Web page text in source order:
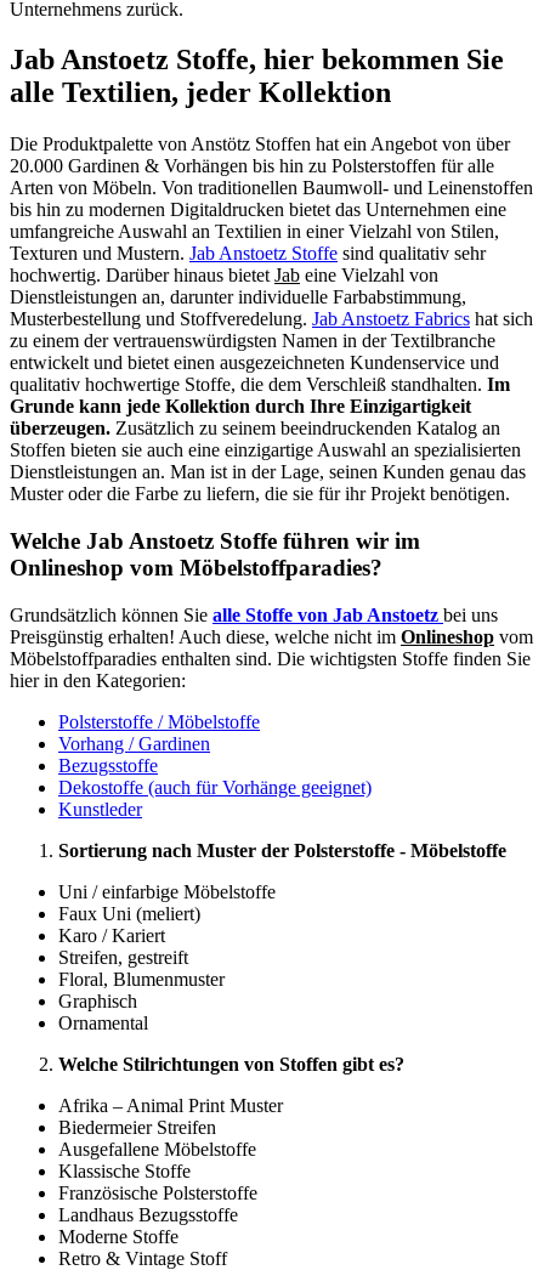
Unternehmens zurück.
Jab Anstoetz Stoffe, hier bekommen Sie
alle Textilien, jeder Kollektion
Die Produktpalette von Anstötz Stoffen hat ein Angebot von über
20.000 Gardinen & Vorhängen bis hin zu Polsterstoffen für alle
Arten von Möbeln. Von traditionellen Baumwoll- und Leinenstoffen
bis hin zu modernen Digitaldrucken bietet das Unternehmen eine
umfangreiche Auswahl an Textilien in einer Vielzahl von Stilen,
Texturen und Mustern. Jab Anstoetz Stoffe sind qualitativ sehr
hochwertig. Darüber hinaus bietet Jab eine Vielzahl von
Dienstleistungen an, darunter individuelle Farbabstimmung,
Musterbestellung und Stoffveredelung. Jab Anstoetz Fabrics hat sich
zu einem der vertrauenswürdigsten Namen in der Textilbranche
entwickelt und bietet einen ausgezeichneten Kundenservice und
qualitativ hochwertige Stoffe, die dem Verschleiß standhalten. Im
Grunde kann jede Kollektion durch Ihre Einzigartigkeit
überzeugen. Zusätzlich zu seinem beeindruckenden Katalog an
Stoffen bieten sie auch eine einzigartige Auswahl an spezialisierten
Dienstleistungen an. Man ist in der Lage, seinen Kunden genau das
Muster oder die Farbe zu liefern, die sie für ihr Projekt benötigen.
Welche Jab Anstoetz Stoffe führen wir im
Onlineshop vom Möbelstoffparadies?
Grundsätzlich können Sie alle Stoffe von Jab Anstoetz bei uns
Preisgünstig erhalten! Auch diese, welche nicht im Onlineshop vom
Möbelstoffparadies enthalten sind. Die wichtigsten Stoffe finden Sie
hier in den Kategorien:
Polsterstoffe / Möbelstoffe
Vorhang / Gardinen
Bezugsstoffe
Dekostoffe (auch für Vorhänge geeignet)
Kunstleder
Sortierung nach Muster der Polsterstoffe - Möbelstoffe
Uni / einfarbige Möbelstoffe
Faux Uni (meliert)
Karo / Kariert
Streifen, gestreift
Floral, Blumenmuster
Graphisch
Ornamental
Welche Stilrichtungen von Stoffen gibt es?
Afrika – Animal Print Muster
Biedermeier Streifen
Ausgefallene Möbelstoffe
Klassische Stoffe
Französische Polsterstoffe
Landhaus Bezugsstoffe
Moderne Stoffe
Retro & Vintage Stoff